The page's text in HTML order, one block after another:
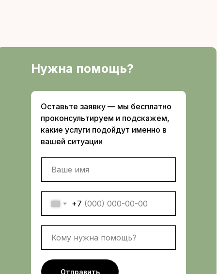
Нужна помощь?
Оставьте заявку — мы бесплатно
проконсультируем и подскажем,
какие услуги подойдут именно в
вашей ситуации
+7
Отправить